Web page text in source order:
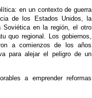
en un contexto de guerra
de los Estados Unidos, la
Soviética en la región, el otro
quo regional. Los gobiernos,
a comienzos de los años
para alejar el peligro de un
a emprender reformas